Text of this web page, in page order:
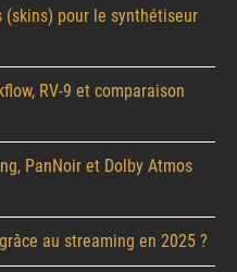
(skins) pour le synthétiseur
RV-9 et comparaison
PanNoir et Dolby Atmos
au streaming en 2025 ?